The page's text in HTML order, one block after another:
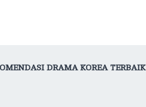
DRAMA KOREA TERBAIK